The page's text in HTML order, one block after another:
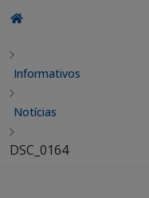
Informativos
Notícias
DSC_0164